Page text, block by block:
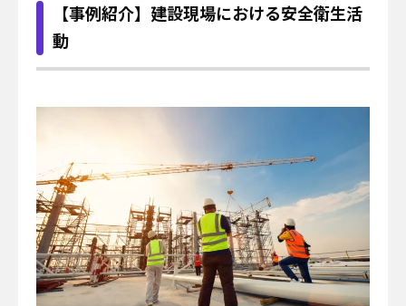
【事例紹介】建設現場における安全衛生活
動